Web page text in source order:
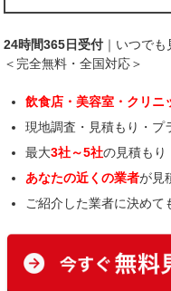
24時間365日受付 ｜いつで
＜完全無料・全国対応＞
飲食店・美容室・クリニ
現地調査・見積もり・プ
最大3社～5社の見積もり
あなたの近くの業者が見
ご紹介した業者に決めて